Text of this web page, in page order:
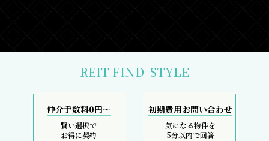
REIT FIND STYLE
仲介手数料0円～
賢い選択で
お得に契約
初期費用お問い合わせ
気になる物件を
5分以内で回答